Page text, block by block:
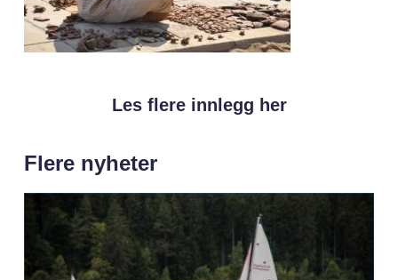
Les flere innlegg her
Flere nyheter